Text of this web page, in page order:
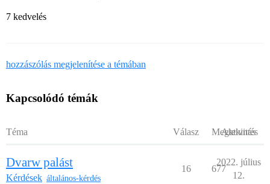
7 kedvelés
hozzászólás megjelenítése a témában
Kapcsolódó témák
Téma Válasz Megtekintés
Aktivitás
Dvarw palást
Kérdések általános-kérdés
16 677
2022. július
12.